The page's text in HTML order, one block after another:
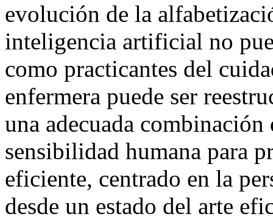
evolución de la
inteligencia artificial no
como practicantes del
enfermera puede ser
una adecuada
sensibilidad humana para
eficiente, centrado en la
desde un estado del arte